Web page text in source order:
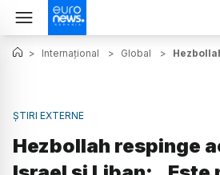
> Internațional > Global >
ȘTIRI EXTERNE
Hezbollah respinge